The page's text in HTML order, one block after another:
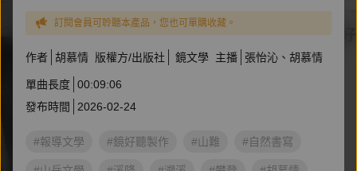
訂閱會員可聆聽本產品，您也可單購收藏。
作者 胡慕情 版權方/出版社 鏡文學 主播 張怡沁 胡慕情
單曲長度 00:09:06
發布時間
2026-02-24
#報導文學 #鏡好聽製作 #山難 #自然書寫